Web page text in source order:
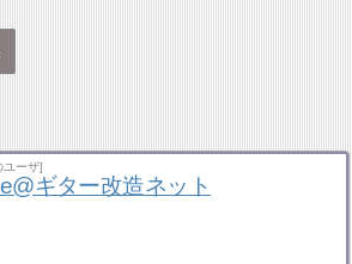
ユーザ]
ギター改造ネット